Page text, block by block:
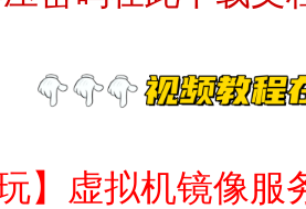
】虚拟机镜像